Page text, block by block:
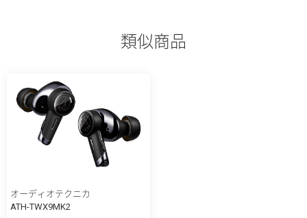
類似商品
オーディオテクニカ
ATH-TWX9MK2